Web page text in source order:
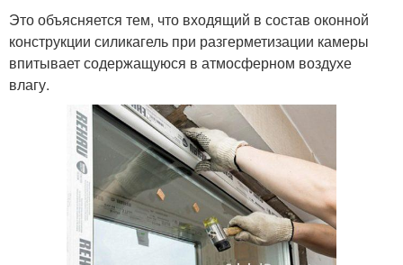
Это объясняется тем, что входящий в состав оконной
конструкции силикагель при разгерметизации камеры
впитывает содержащуюся в атмосферном воздухе
влагу.